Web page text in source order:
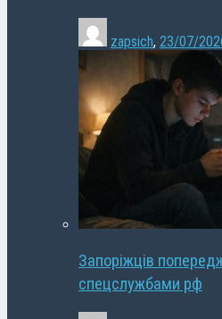
zapsich, 23/07/
Запоріжців
спецслужбами рф